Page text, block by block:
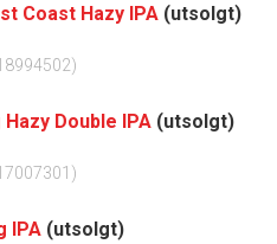
Coast Hazy IPA (utsolgt)
Double IPA (utsolgt)
IPA (utsolgt)